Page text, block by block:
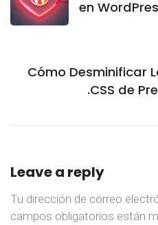
en
Cómo Desminificar
.CSS de
Leave a reply
Tu dirección de correo
campos obligatorios están